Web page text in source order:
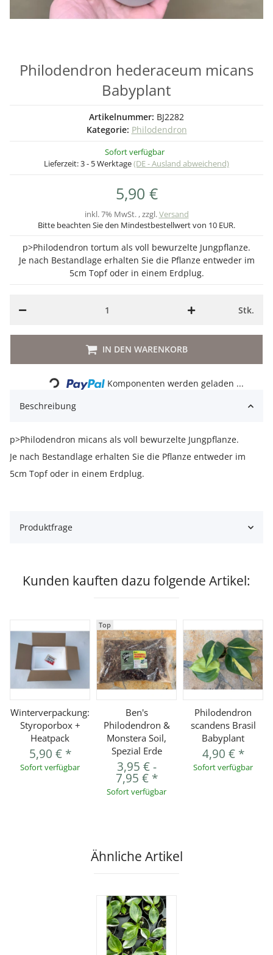
Philodendron hederaceum micans
Babyplant
Artikelnummer: BJ2282
Kategorie: Philodendron
Sofort verfügbar
Lieferzeit:3 - 5 Werktage(DE - Ausland abweichend)
5,90 €
inkl. 7% MwSt. , zzgl.Versand
Bitte beachten Sie den Mindestbestellwert von 10 EUR.
p>Philodendron tortum als voll bewurzelte Jungpflanze.
Je nach Bestandlage erhalten Sie die Pflanze entweder im
5cm Topf oder in einem Erdplug.
Stk.
IN DEN WARENKORB
Loading...
Komponenten werden geladen ...
Beschreibung
p>Philodendron micans als voll bewurzelte Jungpflanze.
Je nach Bestandlage erhalten Sie die Pflanze entweder im
5cm Topf oder in einem Erdplug.
Produktfrage
Kunden kauften dazu folgende Artikel:
Winterverpackung:
Styroporbox +
Heatpack
5,90 € *
Sofort verfügbar
Top
Ben's
Philodendron &
Monstera Soil,
Spezial Erde
3,95 €-
7,95 € *
Sofort verfügbar
Philodendron
scandens Brasil
Babyplant
4,90 € *
Sofort verfügbar
Ähnliche Artikel